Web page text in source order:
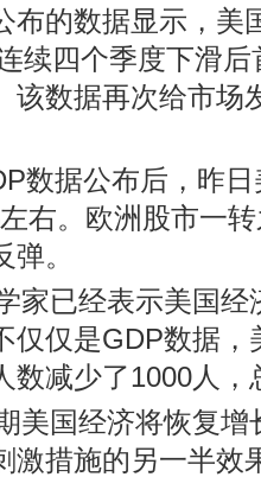
布的数据显示，美
续四个季度下滑
该数据再次给市场
数据公布后，昨
右。欧洲股市一
。
家已经表示美国
仅仅是GDP数据
数减少了1000人，
美国经济将恢复
激措施的另一半效